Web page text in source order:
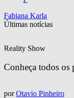
Fabiana Karla
Últimas notícias
Reality Show
Conheça todos os
por Otavio Pinheiro